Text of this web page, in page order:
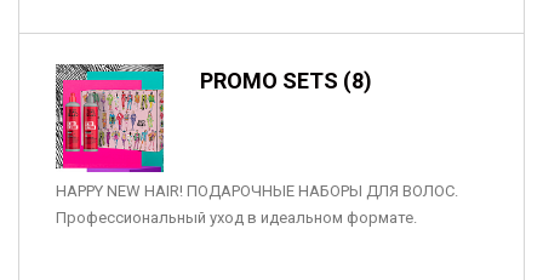
PROMO SETS (8)
HAPPY NEW HAIR! ПОДАРОЧНЫЕ НАБОРЫ ДЛЯ ВОЛОС.
Профессиональный уход в идеальном формате.